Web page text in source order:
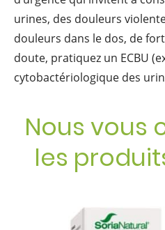
urines, des douleurs
douleurs dans le dos, de
doute, pratiquez un ECBU
cytobactériologique des
Nous vous
les